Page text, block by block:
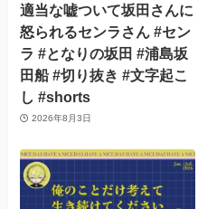
適当な嘘ついて坂田さんに
怒られるセンラさん #セン
ラ #となりの坂田 #浦島坂
田船 #切り抜き #文字起こ
し #shorts
2026年8月3日